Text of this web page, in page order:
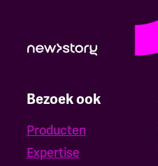
Bezoek ook
Producten
Expertise